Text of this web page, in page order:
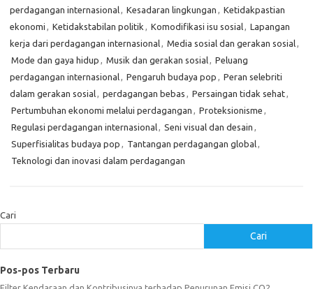
perdagangan internasional, Kesadaran lingkungan , Ketidakpastian
ekonomi , Ketidakstabilan politik , Komodifikasi isu sosial, Lapangan
kerja dari perdagangan internasional, Media sosial dan gerakan sosial,
Mode dan gaya hidup , Musik dan gerakan sosial, Peluang
perdagangan internasional, Pengaruh budaya pop , Peran selebriti
dalam gerakan sosial, perdagangan bebas , Persaingan tidak sehat,
Pertumbuhan ekonomi melalui perdagangan , Proteksionisme ,
Regulasi perdagangan internasional, Seni visual dan desain ,
Superfisialitas budaya pop , Tantangan perdagangan global,
Teknologi dan inovasi dalam perdagangan
Cari
Cari
Pos-pos Terbaru